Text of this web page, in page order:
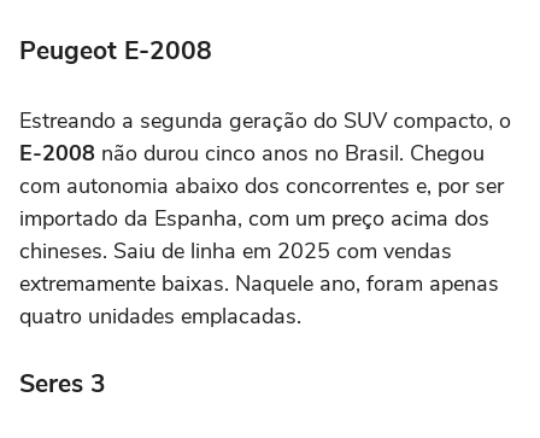
Peugeot E-2008
Estreando a segunda geração do SUV compacto, o
E-2008 não durou cinco anos no Brasil. Chegou
com autonomia abaixo dos concorrentes e, por ser
importado da Espanha, com um preço acima dos
chineses. Saiu de linha em 2025 com vendas
extremamente baixas. Naquele ano, foram apenas
quatro unidades emplacadas.
Seres 3